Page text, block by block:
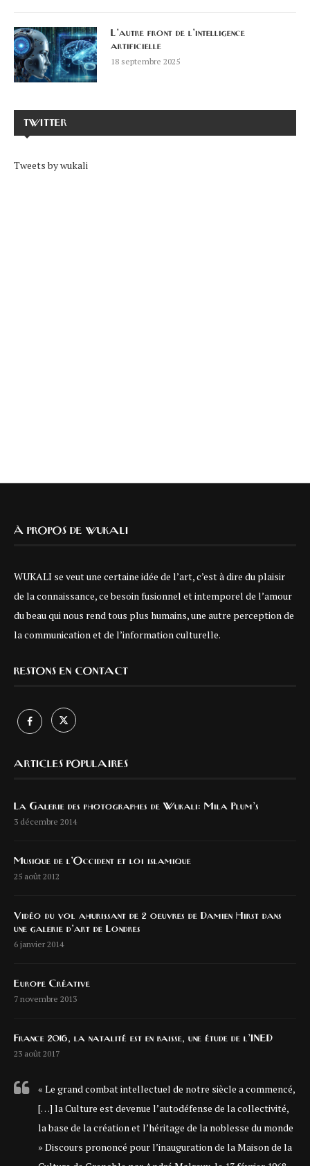
L’autre front de l’intelligence
artificielle
18 septembre 2025
TWITTER
Tweets by wukali
À PROPOS DE WUKALI
WUKALI se veut une certaine idée de l’art, c’est à dire du plaisir
de la connaissance, ce besoin fusionnel et intemporel de l’amour
du beau qui nous rend tous plus humains, une autre perception de
la communication et de l’information culturelle.
RESTONS EN CONTACT
ARTICLES POPULAIRES
La Galerie des photographes de Wukali: Mila Plum’s
3 décembre 2014
Musique de l’Occident et loi islamique
25 août 2012
Vidéo du vol ahurissant de 2 oeuvres de Damien Hirst dans
une galerie d’art de Londres
6 janvier 2014
Europe Créative
7 novembre 2013
France 2016, la natalité est en baisse, une étude de l’INED
23 août 2017
« Le grand combat intellectuel de notre siècle a commencé,
[…] la Culture est devenue l’autodéfense de la collectivité,
la base de la création et l’héritage de la noblesse du monde
» Discours prononcé pour l’inauguration de la Maison de la